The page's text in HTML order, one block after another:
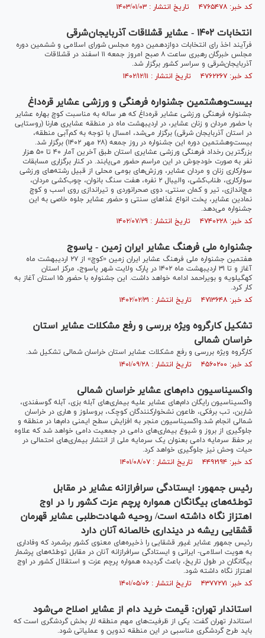
کد خبر: ۴۷۶۵۴۷۸ تاریخ انتشار : ۱۴۰۳/۰۱/۰۳
انتخابات ۱۴۰۲ - عشایر قشلاقات آذربایجان‌شرقی
فرآیند اخذ رای انتخابات دوازدهمین دوره مجلس شورای اسلامی و ششمین دوره
مجلس خبرگان رهبری ساعت ۸ صبح امروز جمعه ۱۱ اسفند در قشلاقات
آذربایجان‌شرقی و سراسر کشور برگزار شد.
کد خبر: ۴۷۶۲۲۶۷ تاریخ انتشار : ۱۴۰۲/۱۲/۱۱
بیست‌‎و‌هشتمین جشنواره فرهنگی و ورزشی عشایر قره‌داغ
جشنواره فرهنگی ورزشی عشایر قره‌داغ که هر ساله به مناسبت کوچ بهاره عشایر
با حضور مردان و زنان عشایر، در اردیبهشت ماه در منطقه عشایری هارنا (روستایی
در استان آذربایجان شرقی) برگزار می‌شد، امسال با توجه به کم‌آبی منطقه،
بیست‌و‌هشتمین دوره این جشنواره در روز جمعه (۲۸ مهر ۱۴۰۲) برگزار شد.
بزرگترین رخداد فرهنگی ورزشی عشایری استان طبق آخرین آمار ۴۰ تا ۵۰ هزار
نفر به صورت خودجوش در این مراسم حضور می‌یابند. در کنار برگزاری مسابقات
سوارکاری زنان و مردان عشایر، ورزش‌های بومی محلی از قبیل رشته‌های ورزشی
سوارکاری، طناب‌کشی، والیبال ۲ نفره، هفت سنگ بانوان، چوب‌کشی مردان،
مچ‌اندازی، تیر‌ و‌ کمان سنتی، دوی صحرانوردی و تیراندازی روی اسب و کوچ
نمادین عشایر، پخت انواع غذا‌های سنتی و حضور عشایر جلوه خاصی به این
جشنواره می‌دهد.
کد خبر: ۴۷۴۰۲۲۸ تاریخ انتشار : ۱۴۰۲/۰۷/۲۹
جشنواره ملی فرهنگ عشایر ایران زمین - یاسوج
هفتمین جشنواره ملی فرهنگ عشایر ایران زمین «کوچ» از ۲۷ اردیبهشت ماه
آغاز و تا ۳۱ اردیبهشت ماه ۱۴۰۲ در پارک ولایت شهر یاسوج، مرکز استان
کهگیلویه و بویراحمد ادامه خواهد داشت. این جشنواره با حضور ۱۵ استان آغاز به
کار کرد.
کد خبر: ۴۷۱۳۶۴۸ تاریخ انتشار : ۱۴۰۲/۰۲/۳۱
تشکیل کارگروه ویژه بررسی و رفع مشکلات عشایر استان
خراسان شمالی
کارگروه ویژه بررسی و رفع مشکلات عشایر استان خراسان شمالی تشکیل شد.
کد خبر: ۴۵۶۰۲۰۰ تاریخ انتشار : ۱۴۰۱/۰۹/۲۸
واکسیناسیون دام‌های عشایر خراسان شمالی
واکسیناسیون رایگان دام‌های عشایر علیه بیماری‌های آبله بزی، آبله گوسفندی،
شاربن، تب برفکی، طاعون نشخوارکنندگان کوچک، بروسلوز و هاری در خراسان
شمالی انجام شد.واکسیناسیون منجر به افزایش سطح ایمنی دام‌ها در منطقه و
جلوگیری از بروز و شیوع بیماری‌های دامی در جمعیت دامی خواهد شد که علاوه
بر حفظ سرمایه دامی بعنوان یک سرمایه ملی از انتشار بیماری‌های احتمالی در
حیات وحش نیز جلوگیری خواهد کرد.
کد خبر: ۴۴۹۲۱۹۴ تاریخ انتشار : ۱۴۰۱/۰۸/۰۷
رئیس جمهور: ایستادگی سرافرازانه عشایر در مقابل
توطئه‌های بیگانگان همواره پرچم عزت کشور را در اوج
اهتزاز نگاه داشته است/ روحیه شهادت‌طلبی عشایر قهرمان
قشقایی ریشه در دینداری خالصانه آنان دارد
رئیس جمهور عشایر غیور قشقایی را ذخیره‌های معنوی کشور برشمرد که وفاداری
به هویت اسلامی- ایرانی و ایستادگی سرافرازانه آنان در مقابل توطئه‌های پرشمار
بیگانگان در طول تاریخ، باعث گردیده همواره پرچم عزت و استقلال کشور در اوج
اهتزاز نگاه داشته شود.
کد خبر: ۴۳۷۷۲۷۱ تاریخ انتشار : ۱۴۰۱/۰۵/۰۶
استاندار تهران: قیمت خرید دام از عشایر اصلاح می‌شود
استاندار تهران گفت: یکی از ظرفیت‌های مهم منطقه لار بخش گردشگری است که
باید طرح گردشگری مناسبی در این منطقه تدوین و عملیاتی شود.